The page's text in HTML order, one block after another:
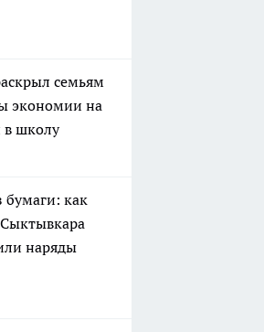
семьям
экономии на
в школу
как
наряды